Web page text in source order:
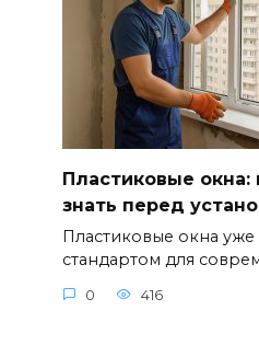
Пластиковые окна:
знать перед
Пластиковые окна уже
стандартом для
0 416